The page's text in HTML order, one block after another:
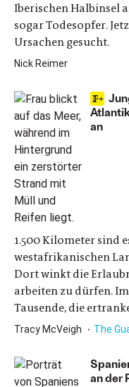
Iberischen Halbinsel
sogar Todesopfer.
Ursachen gesucht.
Nick Reimer
an
1.500 Kilometer sind
westafrikanischen
Dort winkt die
arbeiten zu dürfen.
Tausende, die
Tracy McVeigh The
an der